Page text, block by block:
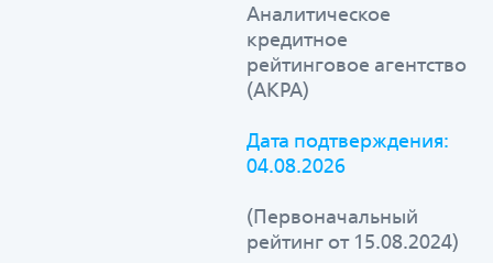
Аналитическое
кредитное
рейтинговое агентство
(АКРА)
Дата подтверждения:
04.08.2026
(Первоначальный
рейтинг от 15.08.2024)